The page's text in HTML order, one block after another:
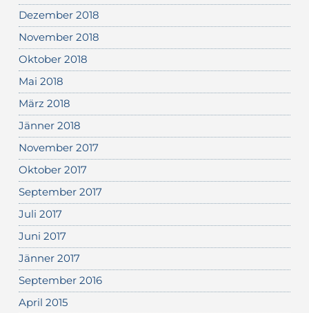
Dezember 2018
November 2018
Oktober 2018
Mai 2018
März 2018
Jänner 2018
November 2017
Oktober 2017
September 2017
Juli 2017
Juni 2017
Jänner 2017
September 2016
April 2015